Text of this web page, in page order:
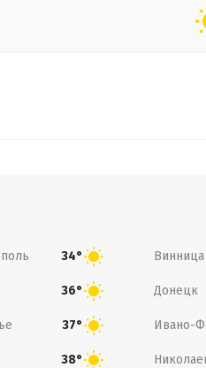
34° Винница
36° Донецк
37° Ивано-
38°